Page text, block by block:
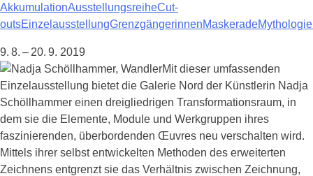
AkkumulationAusstellungsreiheCut-
outsEinzelausstellungGrenzgängerinnenMaskeradeMythologie
9. 8. – 20. 9. 2019
Mit dieser umfassenden
Einzelausstellung bietet die Galerie Nord der Künstlerin Nadja
Schöllhammer einen dreigliedrigen Transformationsraum, in
dem sie die Elemente, Module und Werkgruppen ihres
faszinierenden, überbordenden Œuvres neu verschalten wird.
Mittels ihrer selbst entwickelten Methoden des erweiterten
Zeichnens entgrenzt sie das Verhältnis zwischen Zeichnung,